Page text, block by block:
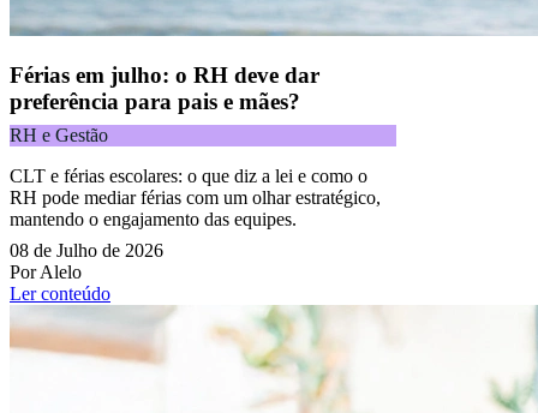
Férias em julho: o RH deve dar
preferência para pais e mães?
RH e Gestão
CLT e férias escolares: o que diz a lei e como o
RH pode mediar férias com um olhar estratégico,
mantendo o engajamento das equipes.
08 de Julho de 2026
Por Alelo
Ler conteúdo